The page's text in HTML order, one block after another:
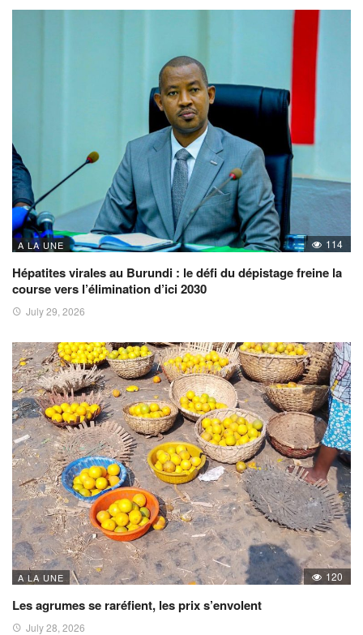
A LA UNE 114
Hépatites virales au Burundi : le défi du dépistage freine la
course vers l’élimination d’ici 2030
July 29, 2026
A LA UNE 120
Les agrumes se raréfient, les prix s’envolent
July 28, 2026